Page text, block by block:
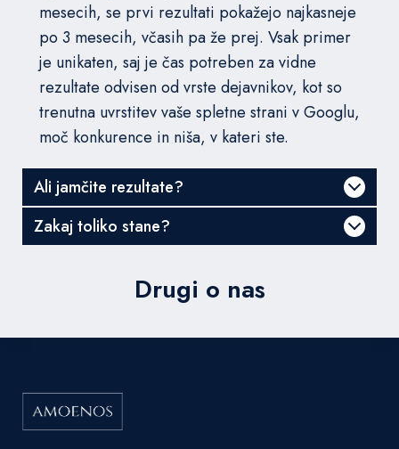
mesecih, se prvi rezultati pokažejo najkasneje
po 3 mesecih, včasih pa že prej. Vsak primer
je unikaten, saj je čas potreben za vidne
rezultate odvisen od vrste dejavnikov, kot so
trenutna uvrstitev vaše spletne strani v Googlu,
moč konkurence in niša, v kateri ste.
Ali jamčite rezultate?
Zakaj toliko stane?
Drugi o nas